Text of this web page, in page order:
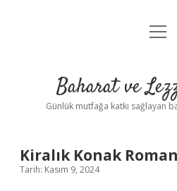
Anasayfa
Yasal
Baharat ve
Günlük mutfağa katkı sağlayan
Kiralık Konak
Tarih: Kasım 9, 2024